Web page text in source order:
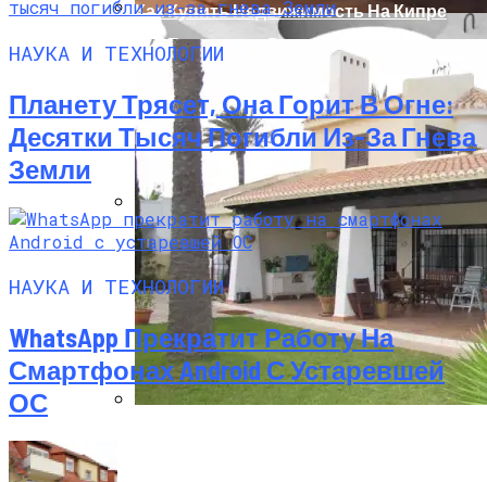
Производство Плит Перекрытия ВП В
Москве
Как Безопасно Довезти Елку До Дома
Как Купить Недвижимость На Кипре
НАУКА И ТЕХНОЛОГИИ
Планету Трясет, Она Горит В Огне:
Десятки Тысяч Погибли Из-За Гнева
Земли
НАУКА И ТЕХНОЛОГИИ
WhatsApp Прекратит Работу На
Смартфонах Android С Устаревшей
ОС